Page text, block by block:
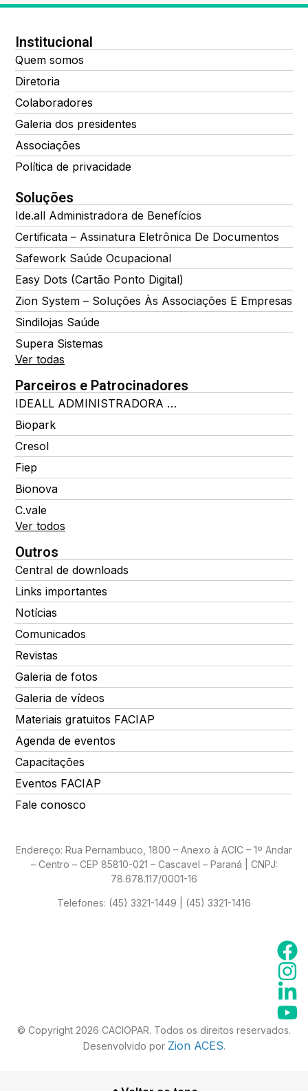
Institucional
Quem somos
Diretoria
Colaboradores
Galeria dos presidentes
Associações
Política de privacidade
Soluções
Ide.all Administradora de Benefícios
Certificata – Assinatura Eletrônica De Documentos
Safework Saúde Ocupacional
Easy Dots (Cartão Ponto Digital)
Zion System – Soluções Às Associações E Empresas
Sindilojas Saúde
Supera Sistemas
Ver todas
Parceiros e Patrocinadores
IDEALL ADMINISTRADORA DE BENEFÍCIOS
Biopark
Cresol
Fiep
Bionova
C.vale
Ver todos
Outros
Central de downloads
Links importantes
Notícias
Comunicados
Revistas
Galeria de fotos
Galeria de vídeos
Materiais gratuitos FACIAP
Agenda de eventos
Capacitações
Eventos FACIAP
Fale conosco
Endereço: Rua Pernambuco, 1800 – Anexo à ACIC – 1º Andar
– Centro – CEP 85810-021 – Cascavel – Paraná | CNPJ:
78.678.117/0001-16
Telefones: (45) 3321-1449 | (45) 3321-1416
© Copyright 2026 CACIOPAR. Todos os direitos reservados.
Desenvolvido por Zion ACES.